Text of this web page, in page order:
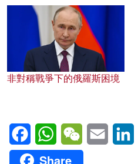
非對稱戰爭下的俄羅斯困境
FacebookWhatsAppWeChatEmail
Share